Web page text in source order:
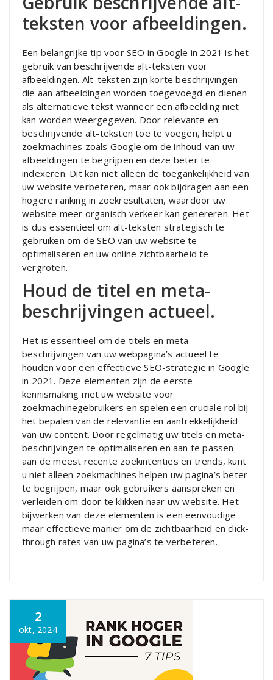
teksten voor afbeeldingen.
Een belangrijke tip voor SEO in Google in 2021 is het
gebruik van beschrijvende alt-teksten voor
afbeeldingen. Alt-teksten zijn korte beschrijvingen
die aan afbeeldingen worden toegevoegd en dienen
als alternatieve tekst wanneer een afbeelding niet
kan worden weergegeven. Door relevante en
beschrijvende alt-teksten toe te voegen, helpt u
zoekmachines zoals Google om de inhoud van uw
afbeeldingen te begrijpen en deze beter te
indexeren. Dit kan niet alleen de toegankelijkheid van
uw website verbeteren, maar ook bijdragen aan een
hogere ranking in zoekresultaten, waardoor uw
website meer organisch verkeer kan genereren. Het
is dus essentieel om alt-teksten strategisch te
gebruiken om de SEO van uw website te
optimaliseren en uw online zichtbaarheid te
vergroten.
Houd de titel en meta-
beschrijvingen actueel.
Het is essentieel om de titels en meta-
beschrijvingen van uw webpagina’s actueel te
houden voor een effectieve SEO-strategie in Google
in 2021. Deze elementen zijn de eerste
kennismaking met uw website voor
zoekmachinegebruikers en spelen een cruciale rol bij
het bepalen van de relevantie en aantrekkelijkheid
van uw content. Door regelmatig uw titels en meta-
beschrijvingen te optimaliseren en aan te passen
aan de meest recente zoekintenties en trends, kunt
u niet alleen zoekmachines helpen uw pagina’s beter
te begrijpen, maar ook gebruikers aanspreken en
verleiden om door te klikken naar uw website. Het
bijwerken van deze elementen is een eenvoudige
maar effectieve manier om de zichtbaarheid en click-
through rates van uw pagina’s te verbeteren.
2
okt, 2024